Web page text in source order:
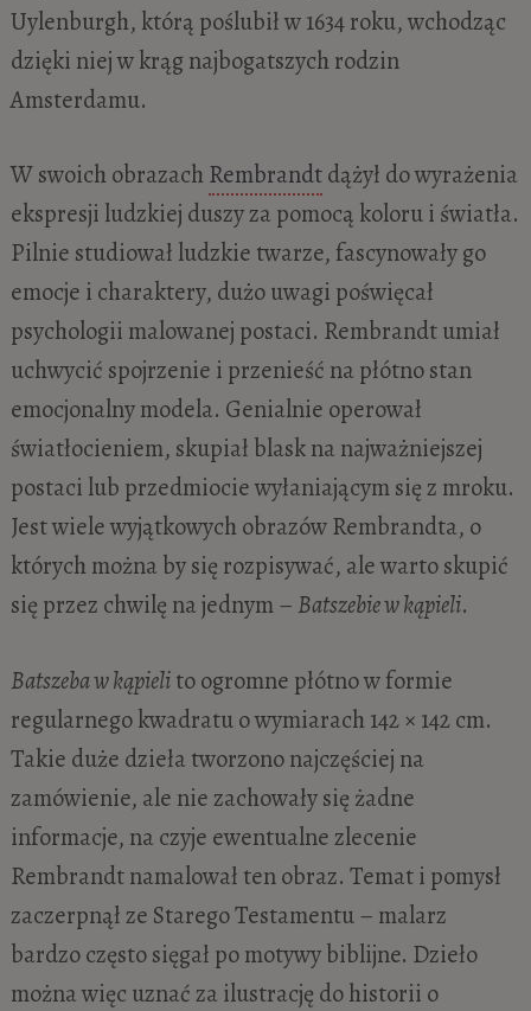
Uylenburgh, którą poślubił w 1634 roku, wchodząc
dzięki niej w krąg najbogatszych rodzin
Amsterdamu.
W swoich obrazachRembrandtdążył do wyrażenia
ekspresji ludzkiej duszy za pomocą koloru i światła.
Pilnie studiował ludzkie twarze, fascynowały go
emocje i charaktery, dużo uwagi poświęcał
psychologii malowanej postaci. Rembrandt umiał
uchwycić spojrzenie i przenieść na płótno stan
emocjonalny modela. Genialnie operował
światłocieniem, skupiał blask na najważniejszej
postaci lub przedmiocie wyłaniającym się z mroku.
Jest wiele wyjątkowych obrazów Rembrandta, o
których można by się rozpisywać, ale warto skupić
się przez chwilę na jednym – Batszebie w kąpieli.
Batszeba w kąpielito ogromne płótno w formie
regularnego kwadratu o wymiarach 142 × 142 cm.
Takie duże dzieła tworzono najczęściej na
zamówienie, ale nie zachowały się żadne
informacje, na czyje ewentualne zlecenie
Rembrandt namalował ten obraz. Temat i pomysł
zaczerpnął ze Starego Testamentu – malarz
bardzo często sięgał po motywy biblijne. Dzieło
można więc uznać za ilustrację do historii o